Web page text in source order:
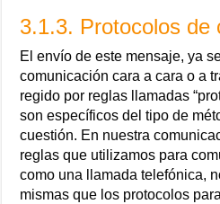
3.1.3. Protocolos de
El envío de este mensaje, ya
comunicación cara a cara o a
regido por reglas llamadas
son específicos del tipo de
cuestión. En nuestra
reglas que utilizamos para
como una llamada telefónica,
mismas que los protocolos